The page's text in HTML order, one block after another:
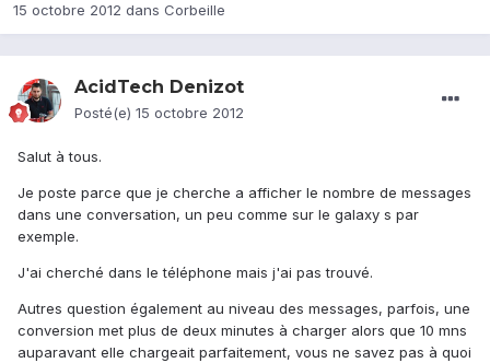
15 octobre 2012 dans Corbeille
AcidTech Denizot
Posté(e) 15 octobre 2012
Salut à tous.
Je poste parce que je cherche a afficher le nombre de messages
dans une conversation, un peu comme sur le galaxy s par
exemple.
J'ai cherché dans le téléphone mais j'ai pas trouvé.
Autres question également au niveau des messages, parfois, une
conversion met plus de deux minutes à charger alors que 10 mns
auparavant elle chargeait parfaitement, vous ne savez pas à quoi